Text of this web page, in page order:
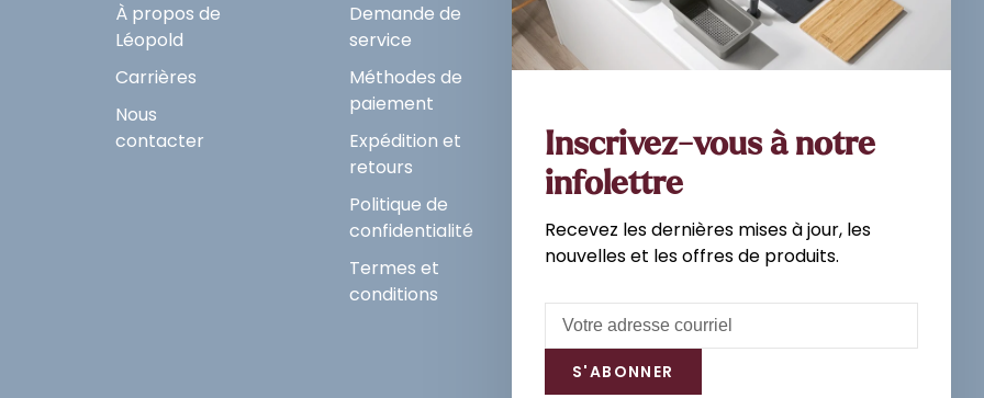
À propos de
Léopold
Carrières
Nous
contacter
Demande de
service
Méthodes de
paiement
Expédition et
retours
Politique de
confidentialité
Termes et
conditions
Inscrivez-vous à notre
newsletter et recevez les
dernières mises à jour, les
S'abonner
notre politique de confidentialité.
Inscrivez-vous à notre
infolettre
Recevez les dernières mises à jour, les
nouvelles et les offres de produits.
S'ABONNER